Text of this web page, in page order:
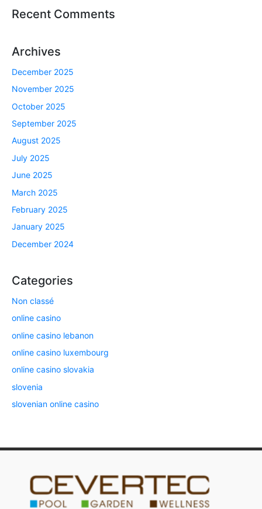
Recent Comments
Archives
December 2025
November 2025
October 2025
September 2025
August 2025
July 2025
June 2025
March 2025
February 2025
January 2025
December 2024
Categories
Non classé
online casino
online casino lebanon
online casino luxembourg
online casino slovakia
slovenia
slovenian online casino